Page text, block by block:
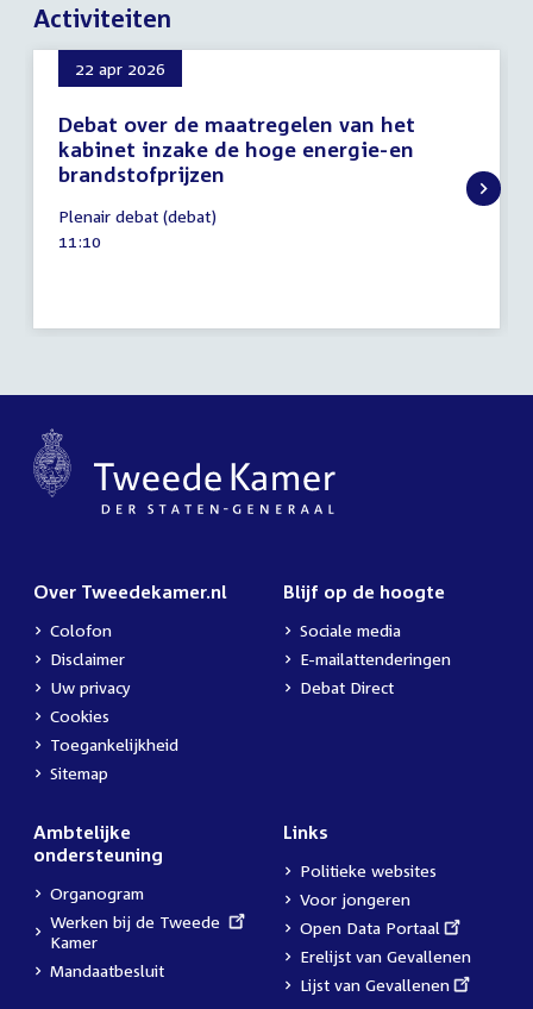
Activiteiten
22 apr 2026
Debat over de maatregelen van het
kabinet inzake de hoge energie-en
brandstofprijzen
april
2026
Plenair debat (debat)
Tijd
11:10
Over Tweedekamer.nl
Colofon
Disclaimer
Uw privacy
Cookies
Toegankelijkheid
Sitemap
Blijf op de hoogte
Sociale media
E-mailattenderingen
Debat Direct
Ambtelijke
ondersteuning
Organogram
External
link:
Werken bij de Tweede
Kamer
Mandaatbesluit
Links
Politieke websites
Voor jongeren
External
link:
Open Data Portaal
Erelijst van Gevallenen
External
Lijst van Gevallenen